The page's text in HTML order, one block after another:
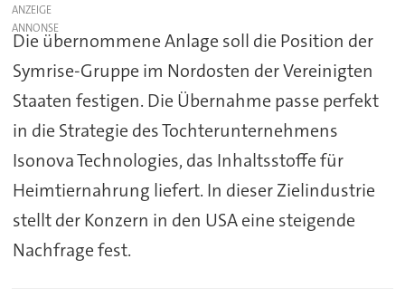
ANZEIGE
Die übernommene Anlage soll die Position der
Symrise-Gruppe im Nordosten der Vereinigten
Staaten festigen. Die Übernahme passe perfekt
in die Strategie des Tochterunternehmens
Isonova Technologies, das Inhaltsstoffe für
Heimtiernahrung liefert. In dieser Zielindustrie
stellt der Konzern in den USA eine steigende
Nachfrage fest.